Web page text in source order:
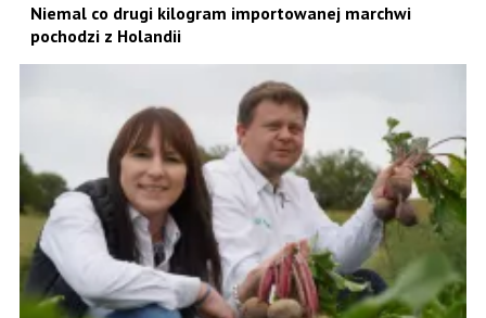
Niemal co drugi kilogram importowanej marchwi
pochodzi z Holandii